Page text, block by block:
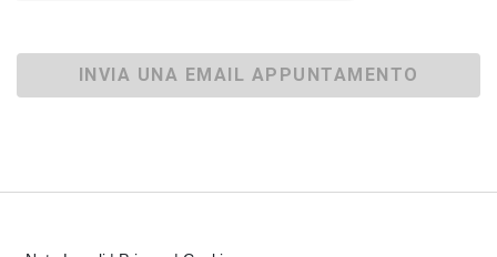
INVIA UNA EMAIL APPUNTAMENTO